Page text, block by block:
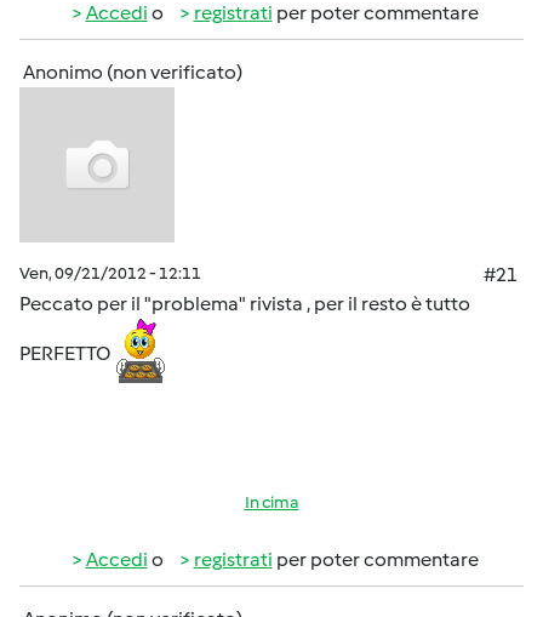
Accedi o registrati per poter commentare
Anonimo (non verificato)
Ven, 09/21/2012 - 12:11
#21
Peccato per il "problema" rivista , per il resto è tutto
PERFETTO
In cima
Accedi o registrati per poter commentare